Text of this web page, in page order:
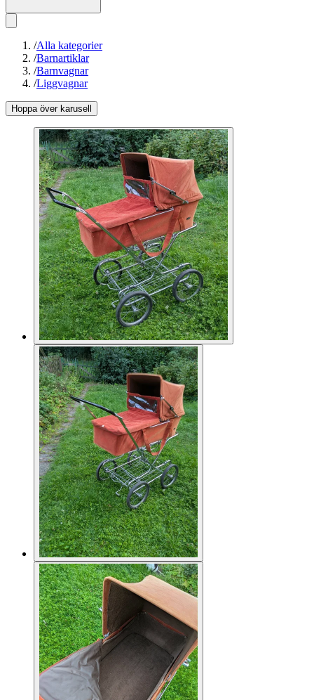
/Alla kategorier
/Barnartiklar
/Barnvagnar
/Liggvagnar
Hoppa över karusell